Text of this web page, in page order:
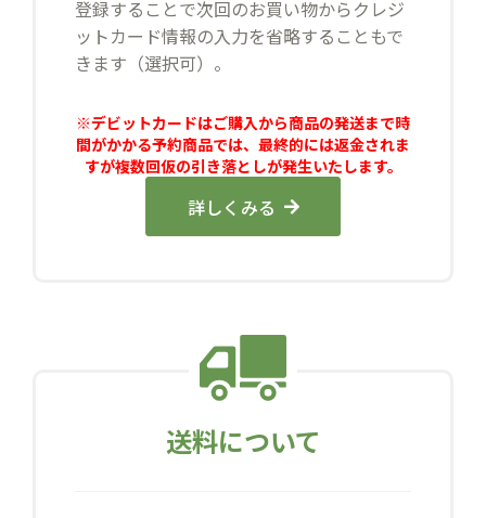
登録することで次回のお買い物からクレジ
ットカード情報の入力を省略することもで
きます（選択可）。
※デビットカードはご購入から商品の発送まで時
間がかかる予約商品では、最終的には返金されま
すが複数回仮の引き落としが発生いたします。
詳しくみる
送料について